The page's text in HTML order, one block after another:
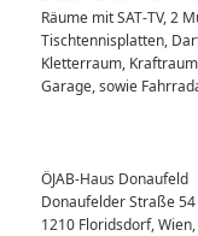
Räume mit SAT-TV, 2
Tischtennisplatten,
Kletterraum,
Garage, sowie
ÖJAB-Haus Donaufeld
Donaufelder Straße 54
1210 Floridsdorf,